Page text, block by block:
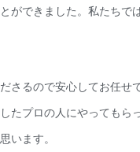
ができました。私たちで
さるので安心してお任せ
たプロの人にやってもら
います。